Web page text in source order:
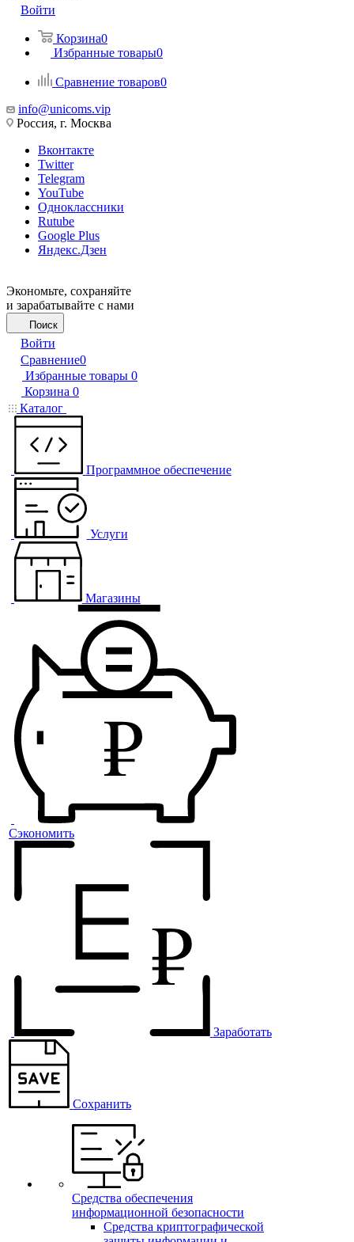
Войти
Корзина0
Избранные товары0
Сравнение товаров0
info@unicoms.vip
Россия, г. Москва
Вконтакте
Twitter
Telegram
YouTube
Одноклассники
Rutube
Google Plus
Яндекс.Дзен
Экономьте, сохраняйте
и зарабатывайте с нами
Поиск
Войти
Сравнение0
Избранные товары 0
Корзина 0
Каталог
Программное обеспечение
Услуги
Магазины
Сэкономить
Заработать
Сохранить
Средства обеспечения
информационной безопасности
Средства криптографической